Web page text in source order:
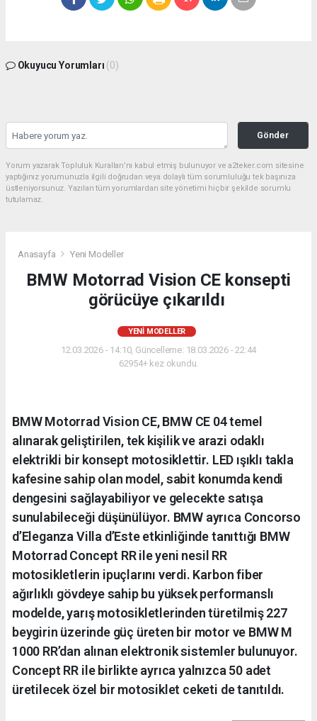
Okuyucu Yorumları (0)
Gönder
Yorum yazarak Topluluk Kuralları’nı kabul etmiş bulunuyor ve a2teker.com sitesine
yaptığınız yorumunuzla ilgili doğrudan veya dolaylı tüm sorumluluğu tek başınıza
üstleniyorsunuz. Yazılan tüm yorumlardan site yönetimi hiçbir şekilde sorumlu
tutulamaz.
Anasayfa Yeni Modeller
BMW Motorrad Vision CE konsepti
görücüye çıkarıldı
YENI MODELLER
12.03.2026 - 14:10, Güncelleme: 18.03.2026 - 22:44
62954+ kez okundu.
BMW Motorrad Vision CE, BMW CE 04 temel
alınarak geliştirilen, tek kişilik ve arazi odaklı
elektrikli bir konsept motosiklettir. LED ışıklı takla
kafesine sahip olan model, sabit konumda kendi
dengesini sağlayabiliyor ve gelecekte satışa
sunulabileceği düşünülüyor. BMW ayrıca Concorso
d’Eleganza Villa d’Este etkinliğinde tanıttığı BMW
Motorrad Concept RR ile yeni nesil RR
motosikletlerin ipuçlarını verdi. Karbon fiber
ağırlıklı gövdeye sahip bu yüksek performanslı
modelde, yarış motosikletlerinden türetilmiş 227
beygirin üzerinde güç üreten bir motor ve BMW M
1000 RR’dan alınan elektronik sistemler bulunuyor.
Concept RR ile birlikte ayrıca yalnızca 50 adet
üretilecek özel bir motosiklet ceketi de tanıtıldı.